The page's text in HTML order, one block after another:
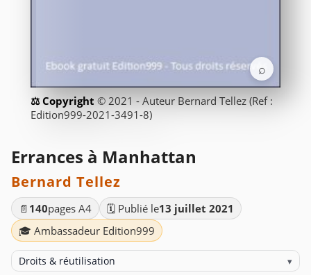
⌕
© 2021 - Auteur Bernard Tellez (Ref :
Edition999-2021-3491-8)
Errances à Manhattan
Bernard Tellez
📄 140pages A4 🗓️ Publié le13 juillet 2021
🎓 Ambassadeur Edition999
Droits & réutilisation ▾